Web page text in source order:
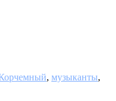
, музыканты,